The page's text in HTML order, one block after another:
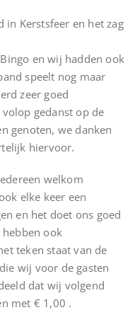
in Kerstsfeer en het zag
en wij hadden ook
speelt nog maar
zeer goed
gedanst op de
genoten, we danken
hiervoor.
welkom
elke keer een
en het doet ons goed
hebben ook
teken staat van de
wij voor de gasten
dat wij volgend
met € 1,00 .